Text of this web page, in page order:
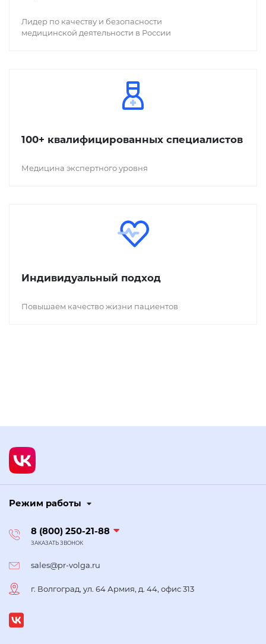
Лидер по качеству и безопасности
медицинской деятельности в России
100+ квалифицированных специалистов
Медицина экспертного уровня
Индивидуальный подход
Повышаем качество жизни пациентов
Режим работы
8 (800) 250-21-88
ЗАКАЗАТЬ ЗВОНОК
sales@pr-volga.ru
г. Волгоград, ул. 64 Армия, д. 44, офис 313